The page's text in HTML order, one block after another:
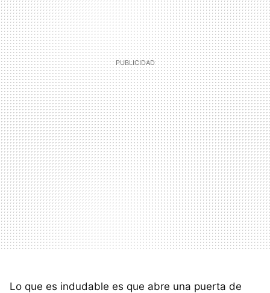
Lo que es indudable es que abre una puerta de